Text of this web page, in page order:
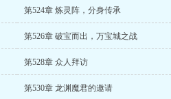
第524章 炼灵阵，分身传承
第526章 破宝而出，万宝城之战
第528章 众人拜访
第530章 龙渊魔君的邀请